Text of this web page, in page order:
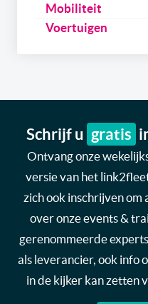
Mobiliteit
Voertuigen
Schrijf u gratis
Ontvang onze
versie van het
zich ook inschrijven om
over onze events &
gerenommeerde
als leverancier, ook info
in de kijker kan zetten